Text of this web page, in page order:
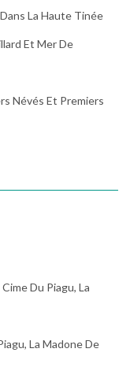
La Haute Tinée
Et Mer De
Névés Et Premiers
Du Piagu, La
La Madone De